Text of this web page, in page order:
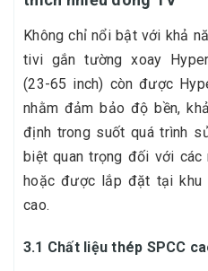
Không chỉ nổi bật với khả
tivi gắn tường xoay
(23-65 inch) còn được
nhằm đảm bảo độ bền,
định trong suốt quá trình
biệt quan trọng đối với
hoặc được lắp đặt tại
cao.
3.1 Chất liệu thép SPCC